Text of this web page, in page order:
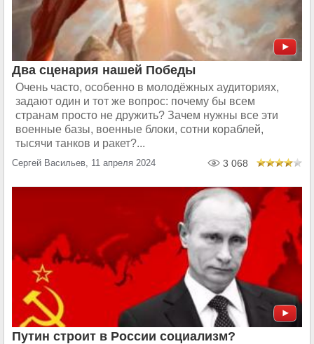
Два сценария нашей Победы
Очень часто, особенно в молодёжных аудиториях,
задают один и тот же вопрос: почему бы всем
странам просто не дружить? Зачем нужны все эти
военные базы, военные блоки, сотни кораблей,
тысячи танков и ракет?...
Сергей Васильев, 11 апреля 2024 3 068
Путин строит в России социализм?